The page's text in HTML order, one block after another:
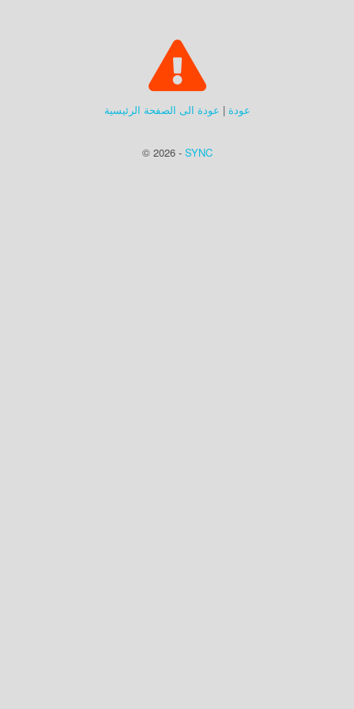
عودة | عودة الى الصفحة الرئيسية
© 2026 - SYNC